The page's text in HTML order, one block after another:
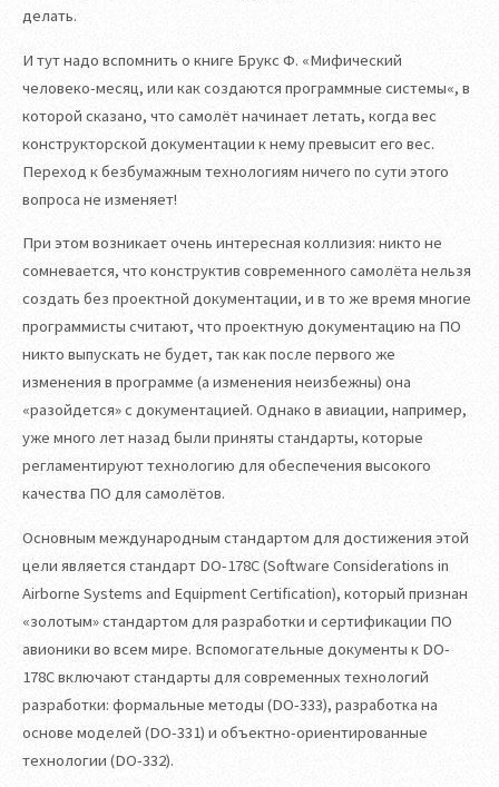
делать.
И тут надо вспомнить о книге Брукс Ф. «Мифический
человеко-месяц, или как создаются программные системы«, в
которой сказано, что самолёт начинает летать, когда вес
конструкторской документации к нему превысит его вес.
Переход к безбумажным технологиям ничего по сути этого
вопроса не изменяет!
При этом возникает очень интересная коллизия: никто не
сомневается, что конструктив современного самолёта нельзя
создать без проектной документации, и в то же время многие
программисты считают, что проектную документацию на ПО
никто выпускать не будет, так как после первого же
изменения в программе (а изменения неизбежны) она
«разойдется» с документацией. Однако в авиации, например,
уже много лет назад были приняты стандарты, которые
регламентируют технологию для обеспечения высокого
качества ПО для самолётов.
Основным международным стандартом для достижения этой
цели является стандарт DO-178C (Software Considerations in
Airborne Systems and Equipment Certification), который признан
«золотым» стандартом для разработки и сертификации ПО
авионики во всем мире. Вспомогательные документы к DO-
178C включают стандарты для современных технологий
разработки: формальные методы (DO-333), разработка на
основе моделей (DO-331) и объектно-ориентированные
технологии (DO-332).